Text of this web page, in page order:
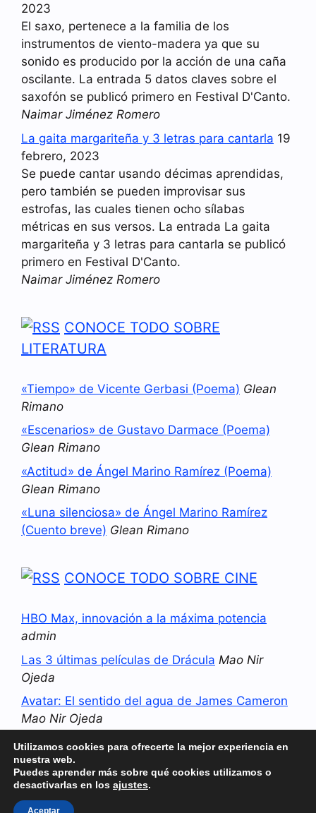
2023
El saxo, pertenece a la familia de los
instrumentos de viento-madera ya que su
sonido es producido por la acción de una caña
oscilante. La entrada 5 datos claves sobre el
saxofón se publicó primero en Festival D'Canto.
Naimar Jiménez Romero
La gaita margariteña y 3 letras para cantarla 19
febrero, 2023
Se puede cantar usando décimas aprendidas,
pero también se pueden improvisar sus
estrofas, las cuales tienen ocho sílabas
métricas en sus versos. La entrada La gaita
margariteña y 3 letras para cantarla se publicó
primero en Festival D'Canto.
Naimar Jiménez Romero
CONOCE TODO SOBRE
LITERATURA
«Tiempo» de Vicente Gerbasi (Poema) Glean
Rimano
«Escenarios» de Gustavo Darmace (Poema)
Glean Rimano
«Actitud» de Ángel Marino Ramírez (Poema)
Glean Rimano
«Luna silenciosa» de Ángel Marino Ramírez
(Cuento breve) Glean Rimano
CONOCE TODO SOBRE CINE
HBO Max, innovación a la máxima potencia
admin
Las 3 últimas películas de Drácula Mao Nir
Ojeda
Avatar: El sentido del agua de James Cameron
Mao Nir Ojeda
La novena vida del Gato con Botas: el último
deseo Mao Nir Ojeda
Utilizamos cookies para ofrecerte la mejor experiencia en
nuestra web.
Puedes aprender más sobre qué cookies utilizamos o
desactivarlas en los ajustes.
Aceptar